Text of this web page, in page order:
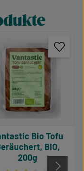
Bio Tofu
BIO,
200g